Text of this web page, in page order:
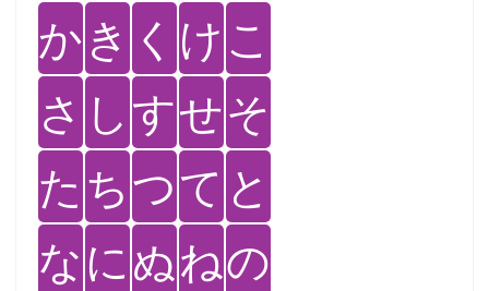
かき く けこ
さ しすせそ
た ちつて と
なにぬねの